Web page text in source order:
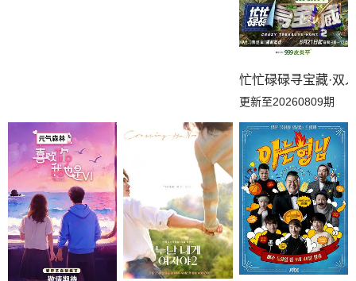
E338
E331 E329
E328 E327 E326
E325 E324 E323
忙忙碌碌寻宝藏·双
更新至20260809期